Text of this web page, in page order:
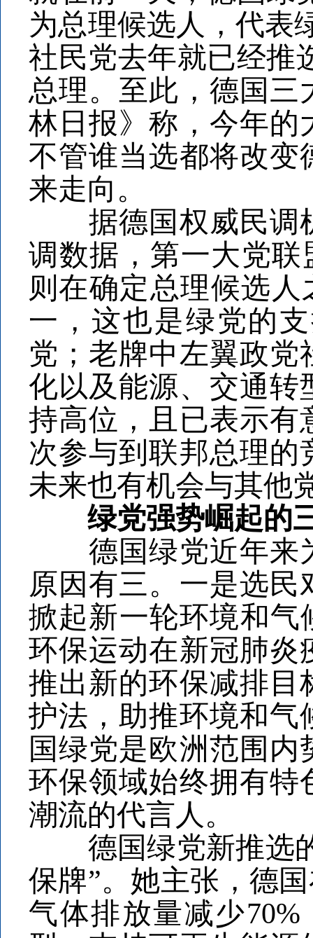
为总理候选人，代表
社民党去年就已经推
总理。至此，德国三
林日报》称，今年的
不管谁当选都将改变
来走向。
据德国权威民调机
调数据，第一大党联
则在确定总理候选
一，这也是绿党的
党；老牌中左翼政
化以及能源、交通转
持高位，且已表示有
次参与到联邦总理的
未来也有机会与其他
绿党强势崛起的
德国绿党近年来为
原因有三。一是选
掀起新一轮环境和气
环保运动在新冠肺炎
推出新的环保减排目
护法，助推环境和气
国绿党是欧洲范围
环保领域始终拥有特
潮流的代言人。
德国绿党新推选的
保牌”。她主张，德
气体排放量减少